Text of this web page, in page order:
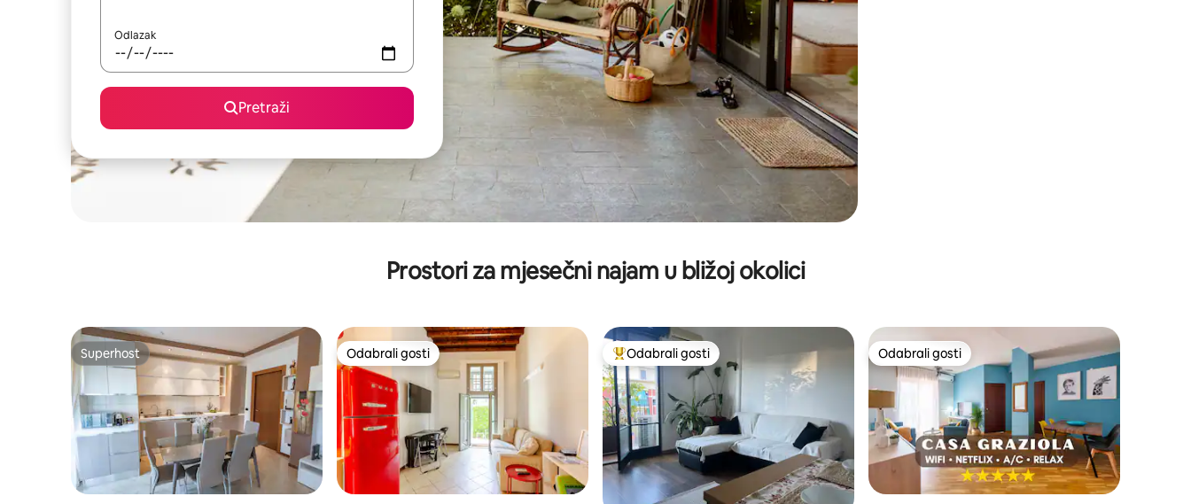
Odlazak
Pretraži
Prostori za mjesečni najam u bližoj okolici
Superhost
Superhost Odabrali gosti
Odabrali gosti Među najviše rangiranima s oznakom „Odabrali gosti”
Odabrali gosti Odabrali gosti
Odabrali gosti